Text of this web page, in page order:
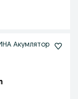
Акумлятор